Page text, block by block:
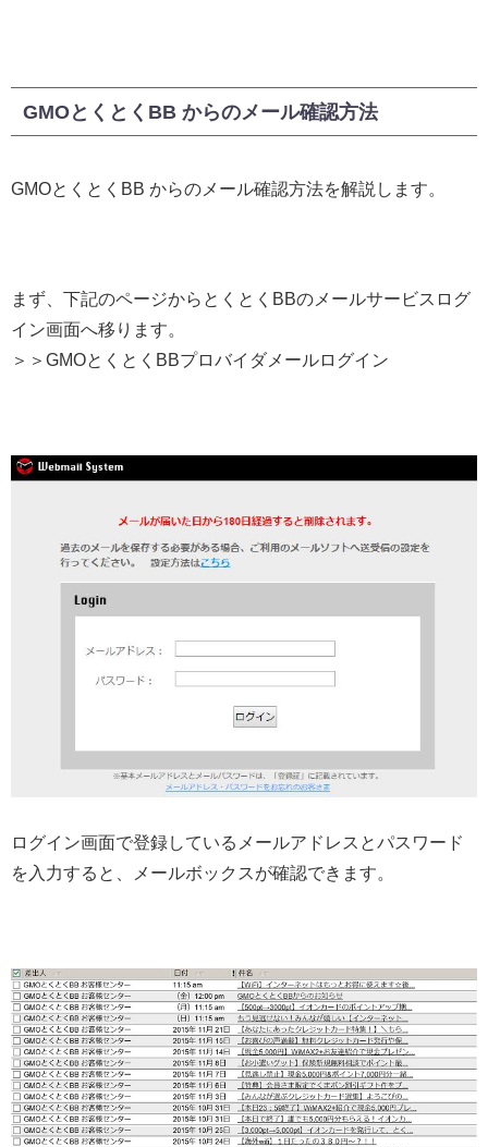
GMOとくとくBB からのメール確認方法
GMOとくとくBB からのメール確認方法を解説します。
まず、下記のページからとくとくBBのメールサービスログ
イン画面へ移ります。
＞＞GMOとくとくBBプロバイダメールログイン
ログイン画面で登録しているメールアドレスとパスワード
を入力すると、メールボックスが確認できます。